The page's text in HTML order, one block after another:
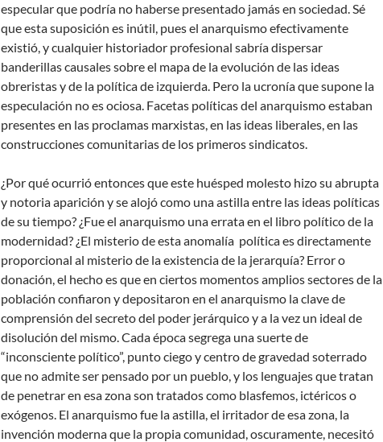
especular que podría no haberse presentado jamás en sociedad. Sé
que esta suposición es inútil, pues el anarquismo efectivamente
existió, y cualquier historiador profesional sabría dispersar
banderillas causales sobre el mapa de la evolución de las ideas
obreristas y de la política de izquierda. Pero la ucronía que supone la
especulación no es ociosa. Facetas políticas del anarquismo estaban
presentes en las proclamas marxistas, en las ideas liberales, en las
construcciones comunitarias de los primeros sindicatos.
¿Por qué ocurrió entonces que este huésped molesto hizo su abrupta
y notoria aparición y se alojó como una astilla entre las ideas políticas
de su tiempo? ¿Fue el anarquismo una errata en el libro político de la
modernidad? ¿El misterio de esta anomalía política es directamente
proporcional al misterio de la existencia de la jerarquía? Error o
donación, el hecho es que en ciertos momentos amplios sectores de la
población confiaron y depositaron en el anarquismo la clave de
comprensión del secreto del poder jerárquico y a la vez un ideal de
disolución del mismo. Cada época segrega una suerte de
“inconsciente político”, punto ciego y centro de gravedad soterrado
que no admite ser pensado por un pueblo, y los lenguajes que tratan
de penetrar en esa zona son tratados como blasfemos, ictéricos o
exógenos. El anarquismo fue la astilla, el irritador de esa zona, la
invención moderna que la propia comunidad, oscuramente, necesitó